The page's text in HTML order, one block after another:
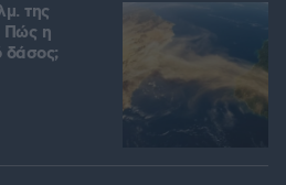
της
Πώς η
δάσος;